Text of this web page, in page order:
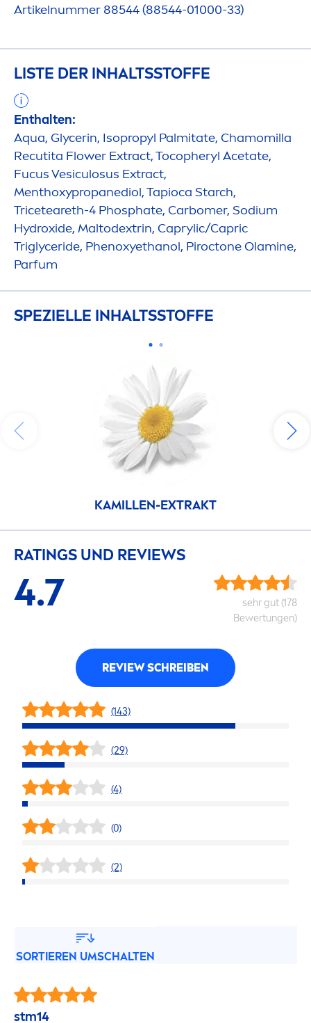
Artikelnummer 88544 (88544-01000-33)
LISTE DER INHALTSSTOFFE
Enthalten:
Aqua, Glycerin, Isopropyl Palmitate, Chamomilla
Recutita Flower Extract, Tocopheryl Acetate,
Fucus Vesiculosus Extract,
Menthoxypropanediol, Tapioca Starch,
Triceteareth-4 Phosphate, Carbomer, Sodium
Hydroxide, Maltodextrin, Caprylic/Capric
Triglyceride, Phenoxyethanol, Piroctone Olamine,
Parfum
SPEZIELLE INHALTSSTOFFE
KAMILLEN-EXTRAKT
RATINGS UND REVIEWS
4.7
sehr gut (178
Bewertungen)
REVIEW SCHREIBEN
(143)
(29)
(4)
(0)
(2)
SORTIEREN UMSCHALTEN
stm14